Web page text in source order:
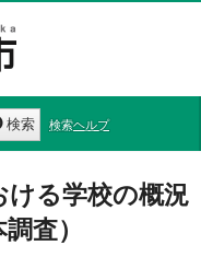
検索 検索ヘルプ
ける学校の概況
査）